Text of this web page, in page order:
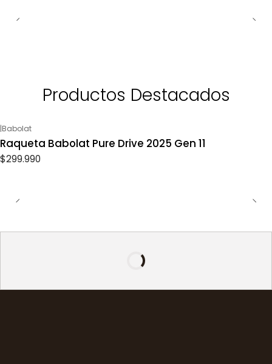
Productos Destacados
|Babolat
Raqueta Babolat Pure Drive 2025 Gen 11
$299.990